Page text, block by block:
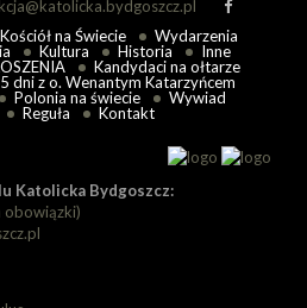
Kościół na Świecie
Wydarzenia
Kultura Historia
Inne
Kandydaci na ołtarze
dni z o. Wenantym Katarzyńcem
Polonia na świecie
Wywiad
Reguła Kontakt
Katolicka Bydgoszcz:
obowiązki)